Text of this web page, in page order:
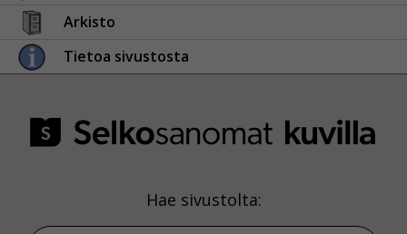
Arkisto
Tietoa sivustosta
Hae sivustolta: